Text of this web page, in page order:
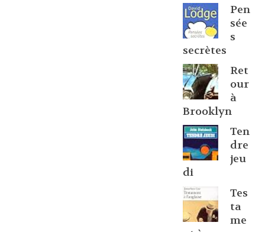
Pen
sée
s
secrètes
Ret
our
à
Brooklyn
Ten
dre
jeu
di
Tes
ta
me